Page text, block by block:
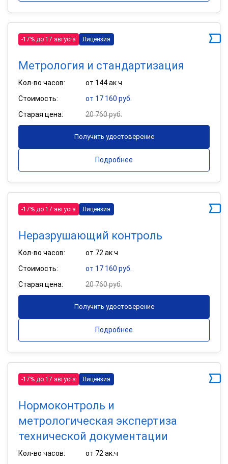
-17% до 17 августа Лицензия
Метрология и стандартизация
Кол-во часов:
от 144 ак.ч
Стоимость:
от 17 160 руб.
Старая цена:
20 760 руб.
Получить удостоверение
Подробнее
-17% до 17 августа Лицензия
Неразрушающий контроль
Кол-во часов:
от 72 ак.ч
Стоимость:
от 17 160 руб.
Старая цена:
20 760 руб.
Получить удостоверение
Подробнее
-17% до 17 августа Лицензия
Нормоконтроль и
метрологическая экспертиза
технической документации
Кол-во часов:
от 72 ак.ч